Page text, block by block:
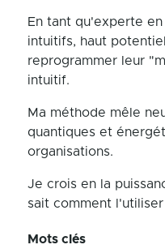
En tant qu'experte
intuitifs, haut
reprogrammer leur
intuitif.
Ma méthode mêle
quantiques et
organisations.
Je crois en la
sait comment
Mots clés